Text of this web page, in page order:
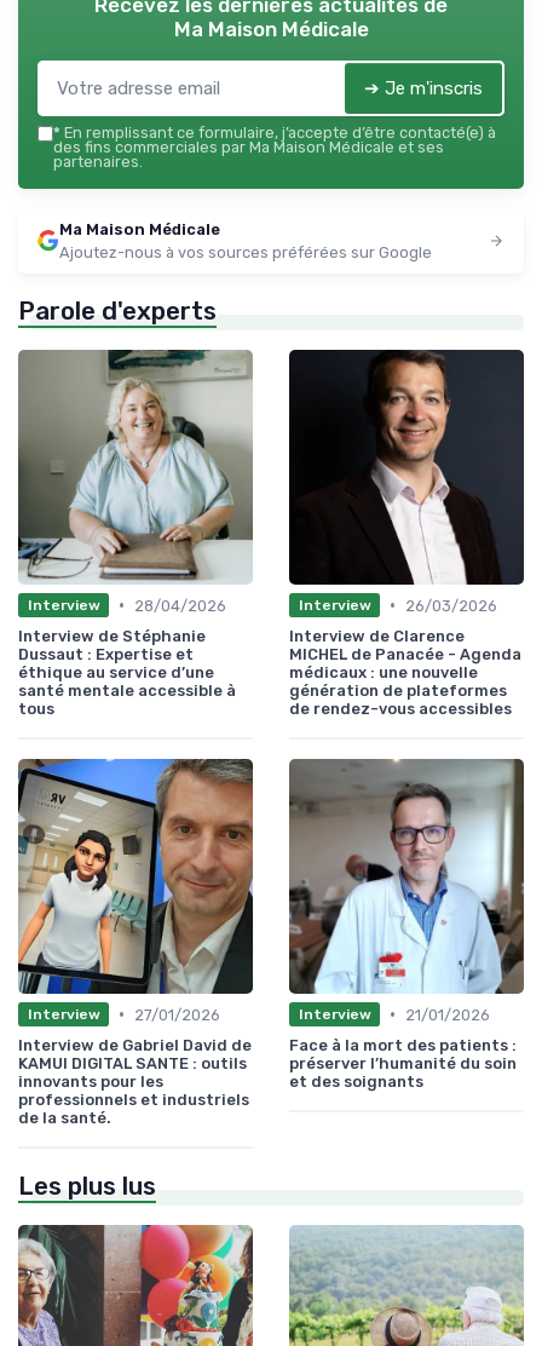
Ma Maison Médicale
➔ Je m'inscris
* En remplissant ce formulaire, j’accepte d’être contacté(e) à
des fins commerciales par Ma Maison Médicale et ses
partenaires.
Ma Maison Médicale
Ajoutez-nous à vos sources préférées sur Google
Parole d'experts
Interview •
28/04/2026
Interview de Stéphanie
Dussaut : Expertise et
éthique au service d’une
santé mentale accessible à
tous
Interview •
26/03/2026
Interview de Clarence
MICHEL de Panacée - Agenda
médicaux : une nouvelle
génération de plateformes
de rendez-vous accessibles
Interview •
27/01/2026
Interview de Gabriel David de
KAMUI DIGITAL SANTE : outils
innovants pour les
professionnels et industriels
de la santé.
Interview •
21/01/2026
Face à la mort des patients :
préserver l’humanité du soin
et des soignants
Les plus lus